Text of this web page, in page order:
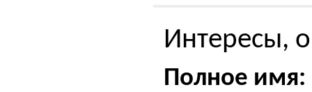
Интересы,
Полное имя: